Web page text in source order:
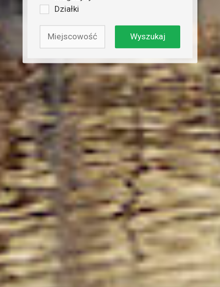
Działki
Wyszukaj